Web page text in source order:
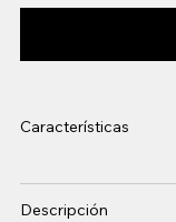
Características
Descripción